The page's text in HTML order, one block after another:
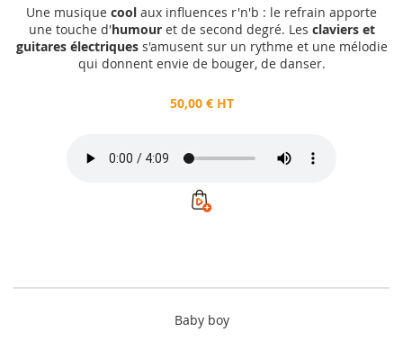
Une musique cool aux influences r'n'b : le refrain apporte
une touche d'humouret de second degré. Les claviers et
guitares électriquess'amusent sur un rythme et une mélodie
qui donnent envie de bouger, de danser.
50,00 € HT
Baby boy